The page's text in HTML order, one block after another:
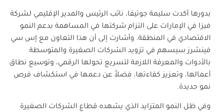
بدورها أكدت سليمة جوتيفا، نائب الرئيس والمدير الإقليمي لشركة
فيزا في الإمارات على التزام شركتها في المساهمة بدعم النمو
الاقتصادي في المنطقة. وأشارت إلى أن هذا التعاون مع إس سي
فينشرز سيسهم في تزويد الشركات الصغيرة والمتوسطة
بالأدوات والمعرفة اللازمة لتسريع تحولها الرقمي، وتوسيع نطاق
أعمالها، وتعزيز كفاءتها، فضلاً عن دعمها في استكشاف فرص
نمو جديدة.
وفي ظل النمو المتزايد الذي يشهده قطاع الشركات الصغيرة